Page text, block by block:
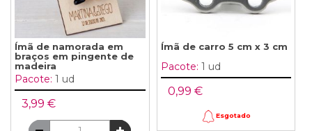
Ímã de namorada em
braços em pingente de
madeira
Pacote: 1 ud
3,99 €
Ímã de carro 5 cm x 3 cm
Pacote: 1 ud
0,99 €
Esgotado